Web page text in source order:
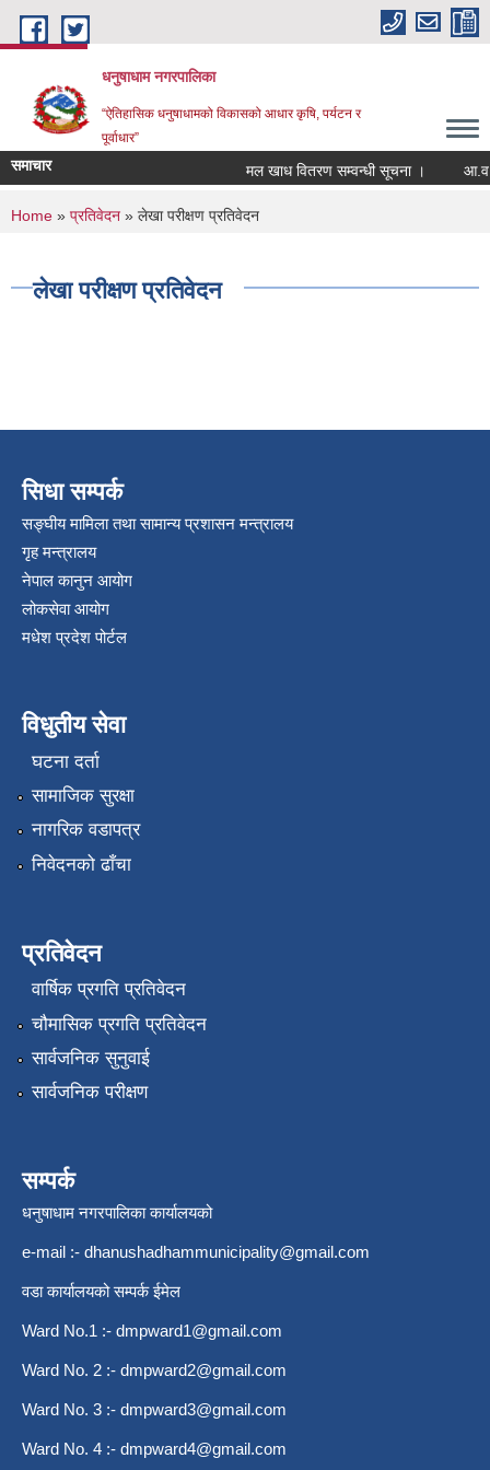
Skip to main content
धनुषाधाम नगरपालिका
“ऐतिहासिक धनुषाधामको विकासको आधार कृषि, पर्यटन र
पूर्वाधार”
समाचार मल खाध वितरण सम्वन्धी सूचना । आ.व.
You are here
Home » प्रतिवेदन » लेखा परीक्षण प्रतिवेदन
लेखा परीक्षण प्रतिवेदन
सिधा सम्पर्क
सङ्घीय मामिला तथा सामान्य प्रशासन मन्त्रालय
गृह मन्त्रालय
नेपाल कानुन आयोग
लोकसेवा आयोग
मधेश प्रदेश पोर्टल
विधुतीय सेवा
घटना दर्ता
सामाजिक सुरक्षा
नागरिक वडापत्र
निवेदनको ढाँचा
प्रतिवेदन
वार्षिक प्रगति प्रतिवेदन
चौमासिक प्रगति प्रतिवेदन
सार्वजनिक सुनुवाई
सार्वजनिक परीक्षण
सम्पर्क
धनुषाधाम नगरपालिका कार्यालयको
e-mail :- dhanushadhammunicipality@gmail.com
वडा कार्यालयको सम्पर्क ईमेल
Ward No.1 :- dmpward1@gmail.com
Ward No. 2 :- dmpward2@gmail.com
Ward No. 3 :- dmpward3@gmail.com
Ward No. 4 :- dmpward4@gmail.com